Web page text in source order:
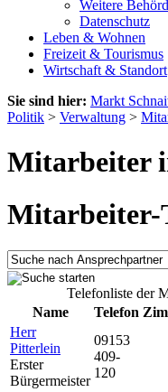
Weitere
Datenschutz
Leben & Wohnen
Freizeit & Tourismus
Wirtschaft & Standort
Sie sind hier: Markt
Politik > Verwaltung >
Mitarbeiter
Mitarbeiter-
Telefonliste der
Name
Telefon
Herr
Pitterlein
Erster
Bürgermeister
09153
409-
120